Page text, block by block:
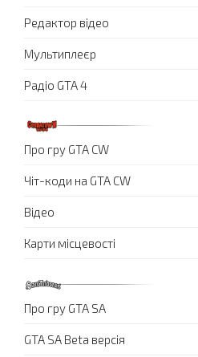
Редактор відео
Мультиплеєр
Радіо GTA 4
Про гру GTA CW
Чіт-коди на GTA CW
Відео
Карти місцевості
Про гру GTA SA
GTA SA Beta версія